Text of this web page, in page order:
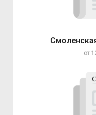
от